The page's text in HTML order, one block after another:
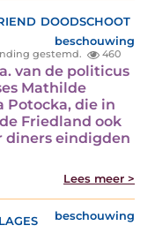
doodschoot
beschouwing
gestemd. 460
van de politicus
Mathilde
Potocka, die in
Friedland ook
diners eindigden
Lees meer >
beschouwing